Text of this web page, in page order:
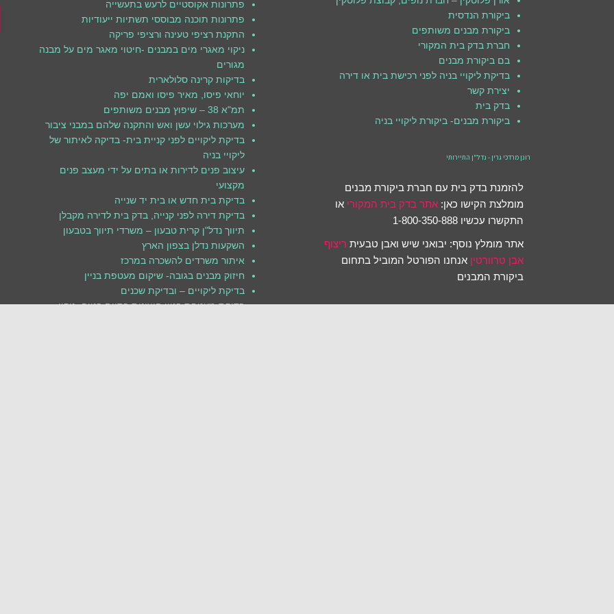
ביקורת הנדסית
ביקורת מבנים משותפים
חברת בדק בית המקורי
בם ביקורת מבנים
בדיקת ליקויי בניה לפני רכישת בית או דירה
יצירת קשר
בדק בית
ביקורת מבנים- ביקורת ליקויי בניה
רונן מרדכי גרין - נדל"ן התיירותי
להזמנת בדק בית עם חברת ביקורת מבנים
מומלצת הקישו כאן: אתר בדק בית המקורי או
התקשרו עכשיו 1-800-350-888
אתר מומלץ נוסף: יבואני שיש ואבן טבעית ריצוף
אבן טרוורטין אנחנו הפורטל המוביל בתחום
ביקורת המבנים
פתרונות אקוסטיים לרעש בתעשייה
פתרונות תוכנה מבוססי תשתיות ייעודיות
התקנת רציפי טעינה ורציפי פריקה
ניקוי מאגרי מים במבנים -חיטוי מאגר מים על מבנה
מגורים
בדיקות קרינה סלולארית
יוחאי פיסו, מאיר פיסו ואמם יפה
תמ"א 38 – שיפוץ מבנים משותפים
מערכות גילוי עשן ואש והתקנה שלהם במבני ציבור
בדיקת ליקויים לפני קניית בית- בדיקה לאיתור של
ליקויי בניה
עיצוב פנים לדירות או בתים על ידי מעצב פנים
מקצועי
בדיקת בית חדש או בית יד שנייה
בדיקת דירה לפני קנייה, בדק בית לדירה מקבלן
תיווך נדל"ן קרית טבעון – משרדי תיווך בטבעון
השקעות נדלן בצפון הארץ
איתור משרדים להשכרה במרכז
חיזוק מבנים בגובה- שיקום מעטפת בניין
בדיקת ליקויים – ובדיקת שכנים
בדיקת מעטפת בניין חיצונית בסיום בנייה -ניקוי